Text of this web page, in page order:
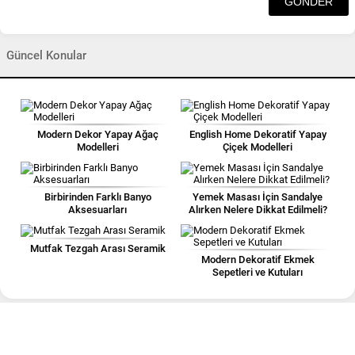
Güncel Konular
Modern Dekor Yapay Ağaç
Modelleri
English Home Dekoratif Yapay
Çiçek Modelleri
Birbirinden Farklı Banyo
Aksesuarları
Yemek Masası İçin Sandalye
Alırken Nelere Dikkat Edilmeli?
Mutfak Tezgah Arası Seramik
Modern Dekoratif Ekmek
Sepetleri ve Kutuları